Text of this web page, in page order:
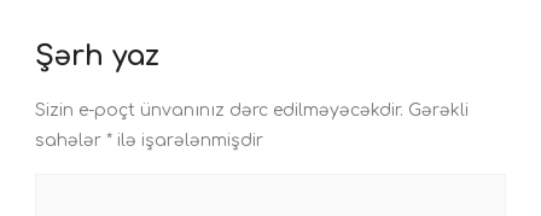
Şərh yaz
Sizin e-poçt ünvanınız dərc edilməyəcəkdir. Gərəkli
sahələr * ilə işarələnmişdir